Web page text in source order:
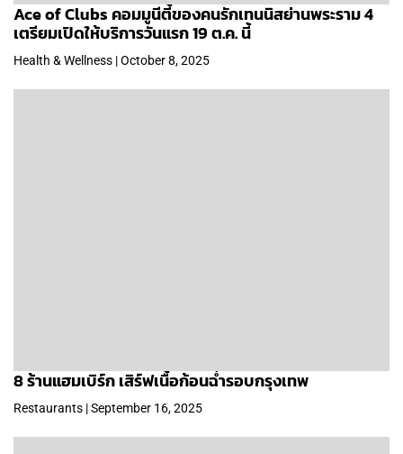
Ace of Clubs คอมมูนีตี้ของคนรักเทนนิสย่านพระราม 4
เตรียมเปิดให้บริการวันแรก 19 ต.ค. นี้
Health & Wellness | October 8, 2025
8 ร้านแฮมเบิร์ก เสิร์ฟเนื้อก้อนฉ่ำรอบกรุงเทพ
Restaurants | September 16, 2025